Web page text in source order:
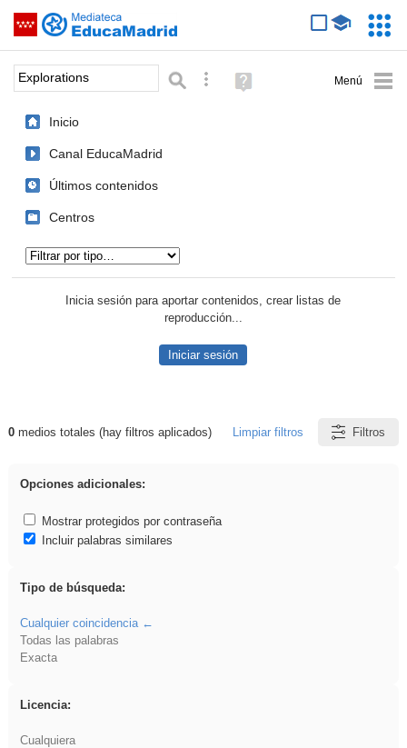
Saltar navegación
Palabra o frase: Búsqueda avanzada
Ayuda
(en
Inicio
Canal EducaMadrid
Últimos contenidos
Centros
Inicia sesión para aportar contenidos, crear listas de
reproducción...
Iniciar sesión
Resultados de: Explorations
0medios totales (hay filtros aplicados) Limpiar filtros Filtros
Opciones adicionales:
Mostrar protegidos por contraseña
Incluir palabras similares
Tipo de búsqueda:
Cualquier coincidencia
Todas las palabras
Exacta
Licencia:
Cualquiera